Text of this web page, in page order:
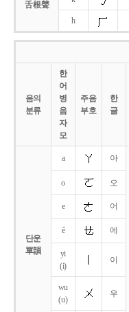
舌根聲
h
음의
분류
한
어
병
음
자
모
주음
부호
한
글
단운
單韻
a 아
o 오
e 어
ê 에
yi
(i)
이
wu
(u)
우